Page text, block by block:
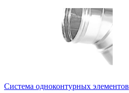
Система одноконтурных элементов